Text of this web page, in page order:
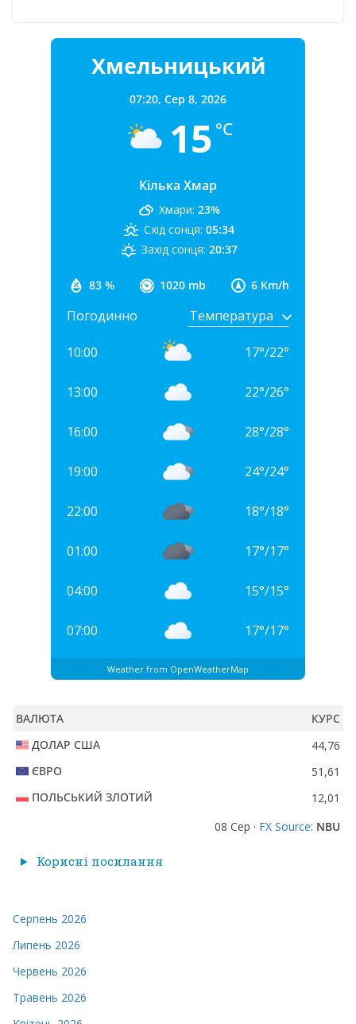
Хмельницький
07:20, Сер 8, 2026
15 °C
Кілька Хмар
83 % 1020 mb 6 Km/h
Хмари: 23%
Схід сонця: 05:34
Захід сонця: 20:37
Погодинно
10:00 17°/22°
13:00 22°/26°
16:00 28°/28°
19:00 24°/24°
22:00 18°/18°
01:00 17°/17°
04:00 15°/15°
07:00 17°/17°
Weather from OpenWeatherMap
ВАЛЮТА
КУРС
ДОЛАР США
44,76
ЄВРО
51,61
ПОЛЬСЬКИЙ ЗЛОТИЙ
12,01
08 Сер · FX Source: NBU
Корисні посилання
Серпень 2026
Липень 2026
Червень 2026
Травень 2026